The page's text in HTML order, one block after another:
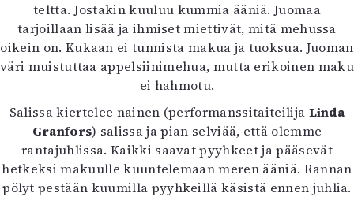
teltta. Jostakin kuuluu kummia ääniä. Juomaa
tarjoillaan lisää ja ihmiset miettivät, mitä mehussa
oikein on. Kukaan ei tunnista makua ja tuoksua. Juoman
väri muistuttaa appelsiinimehua, mutta erikoinen maku
ei hahmotu.
Salissa kiertelee nainen (performanssitaiteilija Linda
Granfors) salissa ja pian selviää, että olemme
rantajuhlissa. Kaikki saavat pyyhkeet ja pääsevät
hetkeksi makuulle kuuntelemaan meren ääniä. Rannan
pölyt pestään kuumilla pyyhkeillä käsistä ennen juhlia.